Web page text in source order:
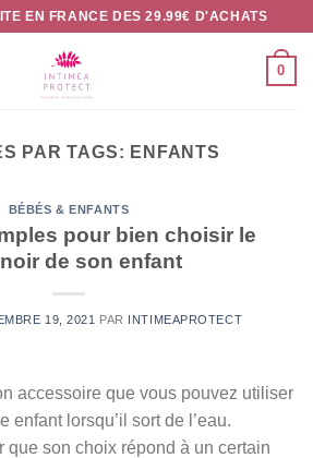
EN FRANCE DES 29.99€ D'ACHATS
0
PAR TAGS: ENFANTS
BÉBÉS & ENFANTS
pour bien choisir le
de son enfant
19, 2021 PAR INTIMEAPROTECT
accessoire que vous pouvez utiliser
enfant lorsqu’il sort de l’eau.
que son choix répond à un certain